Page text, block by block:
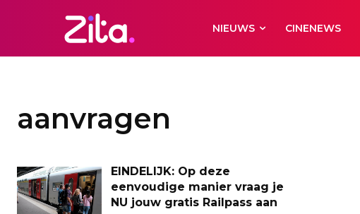
NIEUWS CINENEWS
aanvragen
EINDELIJK: Op deze
eenvoudige manier vraag je
NU jouw gratis Railpass aan